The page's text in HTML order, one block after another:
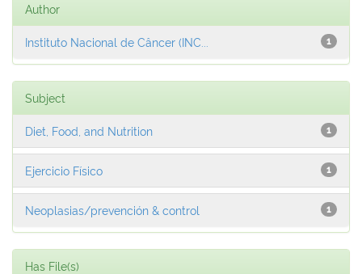
Author
1
Instituto Nacional de Câncer (INC...
Subject
1
Diet, Food, and Nutrition
1
Ejercicio Físico
1
Neoplasias/prevención & control
Has File(s)